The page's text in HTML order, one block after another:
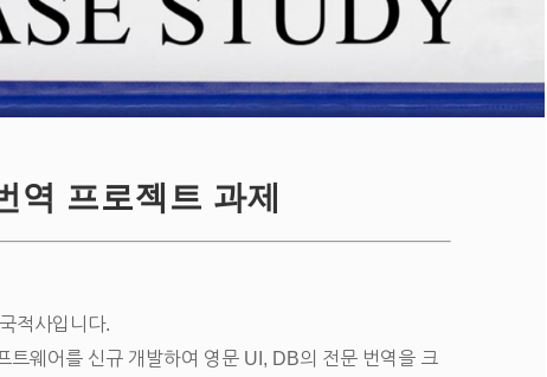
역 프로젝트 과제
적사입니다.
트웨어를 신규 개발하여 영문 UI, DB의 전문 번역을 크